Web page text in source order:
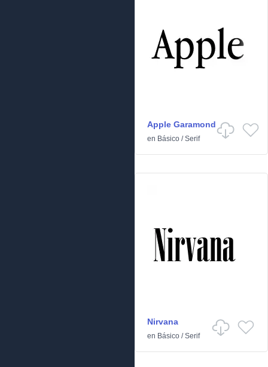
Apple Garamond
en Básico /Serif
Nirvana
en Básico /Serif